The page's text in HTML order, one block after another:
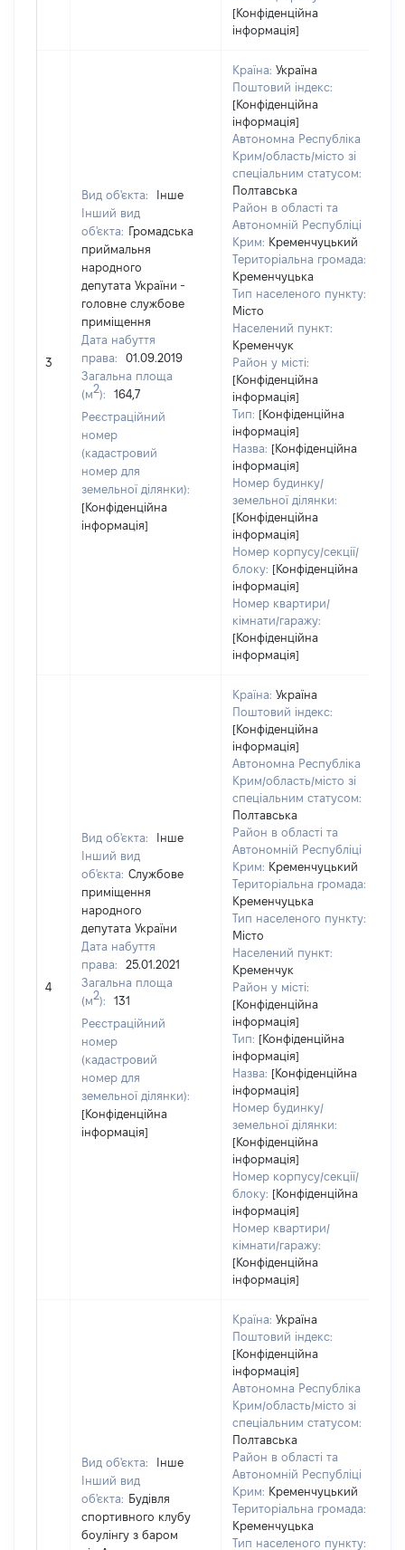
[Конфіденційна
інформація]
3
Вид об'єкта:
Інше
Інший вид
об'єкта: Громадська
приймальня
народного
депутата України -
головне службове
приміщення
Дата набуття
права:
01.09.2019
Загальна площа
(м2):
164,7
Реєстраційний
номер
(кадастровий
номер для
земельної ділянки):
[Конфіденційна
інформація]
Країна: Україна
Поштовий індекс:
[Конфіденційна
інформація]
Автономна Республіка
Крим/область/місто зі
спеціальним статусом:
Полтавська
Район в області та
Автономній Республіці
Крим: Кременчуцький
Територіальна громада:
Кременчуцька
Тип населеного пункту:
Місто
Населений пункт:
Кременчук
Район у місті:
[Конфіденційна
інформація]
Тип: [Конфіденційна
інформація]
Назва: [Конфіденційна
інформація]
Номер будинку/
земельної ділянки:
[Конфіденційна
інформація]
Номер корпусу/секції/
блоку: [Конфіденційна
інформація]
Номер квартири/
кімнати/гаражу:
[Конфіденційна
інформація]
4
Вид об'єкта:
Інше
Інший вид
об'єкта: Службове
приміщення
народного
депутата України
Дата набуття
права:
25.01.2021
Загальна площа
(м2):
131
Реєстраційний
номер
(кадастровий
номер для
земельної ділянки):
[Конфіденційна
інформація]
Країна: Україна
Поштовий індекс:
[Конфіденційна
інформація]
Автономна Республіка
Крим/область/місто зі
спеціальним статусом:
Полтавська
Район в області та
Автономній Республіці
Крим: Кременчуцький
Територіальна громада:
Кременчуцька
Тип населеного пункту:
Місто
Населений пункт:
Кременчук
Район у місті:
[Конфіденційна
інформація]
Тип: [Конфіденційна
інформація]
Назва: [Конфіденційна
інформація]
Номер будинку/
земельної ділянки:
[Конфіденційна
інформація]
Номер корпусу/секції/
блоку: [Конфіденційна
інформація]
Номер квартири/
кімнати/гаражу:
[Конфіденційна
інформація]
Вид об'єкта:
Інше
Інший вид
об'єкта: Будівля
спортивного клубу
боулінгу з баром
Країна: Україна
Поштовий індекс:
[Конфіденційна
інформація]
Автономна Республіка
Крим/область/місто зі
спеціальним статусом:
Полтавська
Район в області та
Автономній Республіці
Крим: Кременчуцький
Територіальна громада:
Кременчуцька
Тип населеного пункту: